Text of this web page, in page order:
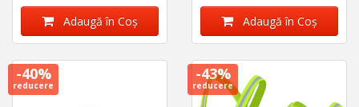
Adaugă în Coş Adaugă în Coş
-40%
reducere
-43%
reducere